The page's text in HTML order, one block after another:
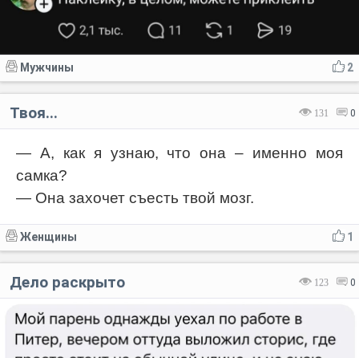
2
Мужчины
131 0
Твоя...
— А, как я узнаю, что она – именно моя
самка?
— Она захочет съесть твой мозг.
1
Женщины
123 0
Дело раскрыто